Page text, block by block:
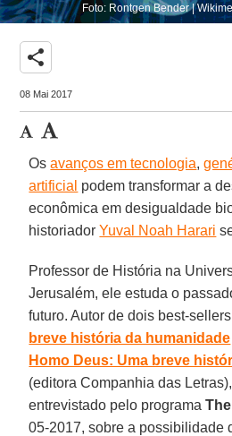
Foto: Rontgen Bender |
share
08 Mai 2017
Osavanços em tecnologia,
artificial podem transformar a
econômica em desigualdade
historiadorYuval Noah Harari
Professor de História na
Jerusalém, ele estuda o
futuro. Autor de dois best-
breve história da humanidade
Homo Deus: Uma breve
(editora Companhia das Letras),
entrevistado pelo programa
05-2017, sobre a possibilidade